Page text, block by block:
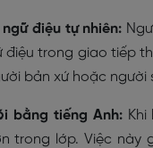
điệu tự nhiên:
điệu trong giao tiếp
bản xứ hoặc người
bằng tiếng Anh:Khi
trong lớp. Việc